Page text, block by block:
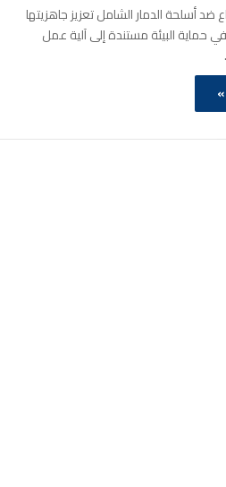
ضد أسلحة الدمار الشامل تعزيز جاهزيتها
في حماية البيئة مستندة إلى آلية عمل